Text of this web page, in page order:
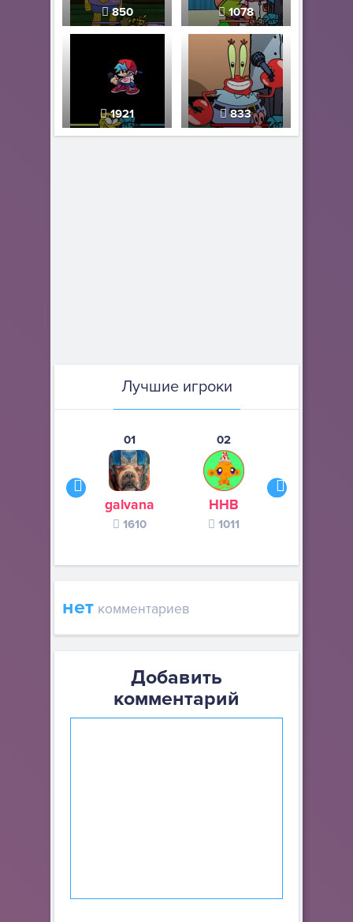
850 1078
1921 833
Лучшие игроки
01
galvana
1610
02
ННВ
1011
нет комментариев
Добавить
комментарий